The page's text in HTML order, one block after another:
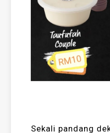
Sekali pandang